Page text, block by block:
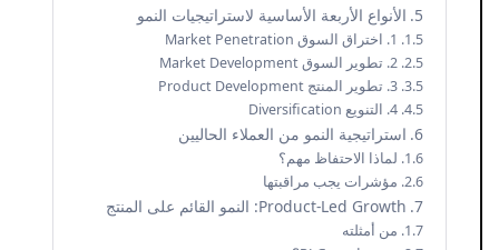
الأنواع الأربعة الأساسية لاستراتيجيات النمو
1. اختراق السوق Market Penetration
2. تطوير السوق Market Development
3. تطوير المنتج Product Development
4. التنويع Diversification
استراتيجية النمو من العملاء الحاليين
لماذا الاحتفاظ مهم؟
مؤشرات يجب مراقبتها
Product-Led Growth: النمو القائم على المنتج
من أمثلته